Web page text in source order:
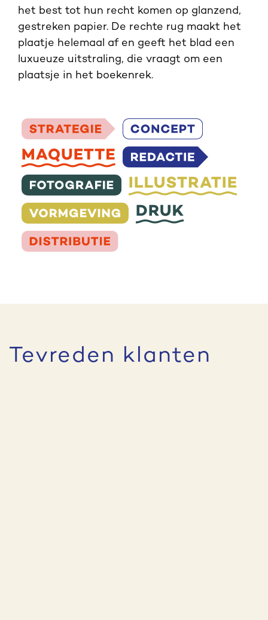
het best tot hun recht komen op glanzend,
gestreken papier. De rechte rug maakt het
plaatje helemaal af en geeft het blad een
luxueuze uitstraling, die vraagt om een
plaatsje in het boekenrek.
Tevreden klanten